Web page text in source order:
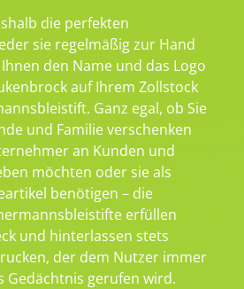
die perfekten
sie regelmäßig zur Hand
den Name und das Logo
auf Ihrem Zollstock
Ganz egal, ob Sie
und Familie verschenken
an Kunden und
möchten oder sie als
benötigen – die
erfüllen
und hinterlassen stets
der dem Nutzer immer
Gedächtnis gerufen wird.